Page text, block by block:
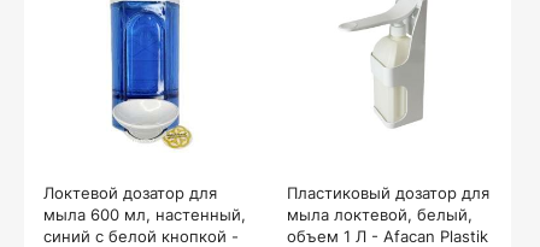
Локтевой дозатор для
мыла 600 мл, настенный,
синий с белой кнопкой -
Пластиковый дозатор для
мыла локтевой, белый,
объем 1 Л - Afacan Plastik